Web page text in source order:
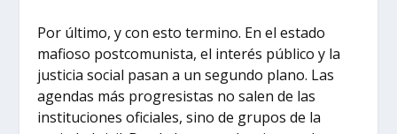
Por último, y con esto termino. En el estado
mafioso postcomunista, el interés público y la
justicia social pasan a un segundo plano. Las
agendas más progresistas no salen de las
instituciones oficiales, sino de grupos de la